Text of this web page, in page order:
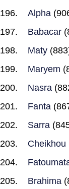
Alpha
Babacar
Maty
Maryem
Nasra
Fanta
Sarra
Cheikhou
Brahima